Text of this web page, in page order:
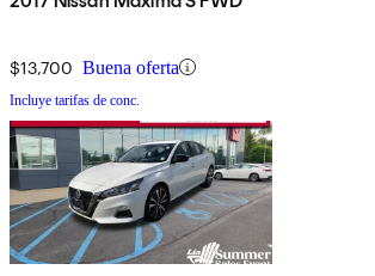
$13,700 Buena oferta
Incluye tarifas de conc.